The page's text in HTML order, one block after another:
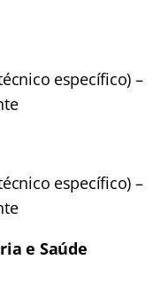
específico) –
específico) –
e Saúde